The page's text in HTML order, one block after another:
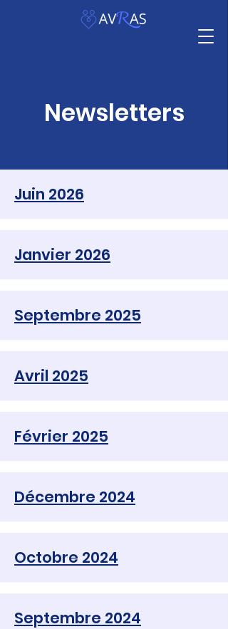
Newsletters
Juin 2026
Janvier 2026
Septembre 2025
Avril 2025
Février 2025
Décembre 2024
Octobre 2024
Septembre 2024